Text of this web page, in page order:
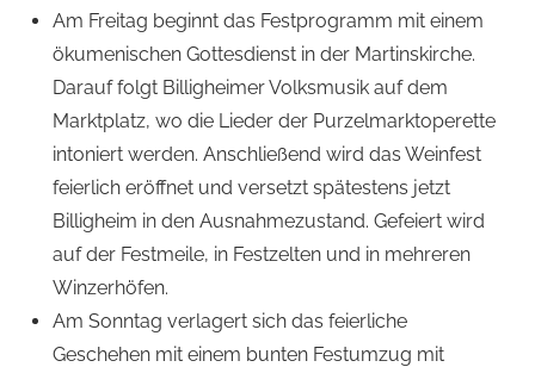
Am Freitag beginnt das Festprogramm mit einem
ökumenischen Gottesdienst in der Martinskirche.
Darauf folgt Billigheimer Volksmusik auf dem
Marktplatz, wo die Lieder der Purzelmarktoperette
intoniert werden. Anschließend wird das Weinfest
feierlich eröffnet und versetzt spätestens jetzt
Billigheim in den Ausnahmezustand. Gefeiert wird
auf der Festmeile, in Festzelten und in mehreren
Winzerhöfen.
Am Sonntag verlagert sich das feierliche
Geschehen mit einem bunten Festumzug mit